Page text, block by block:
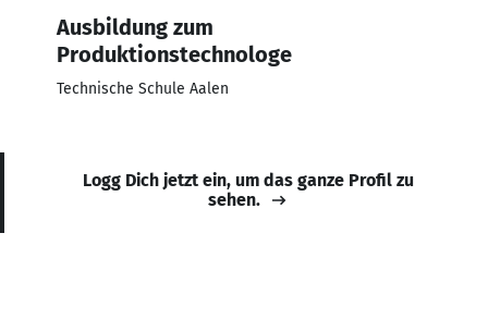
Ausbildung zum
Produktionstechnologe
Technische Schule Aalen
Logg Dich jetzt ein, um das ganze Profil zu
sehen.